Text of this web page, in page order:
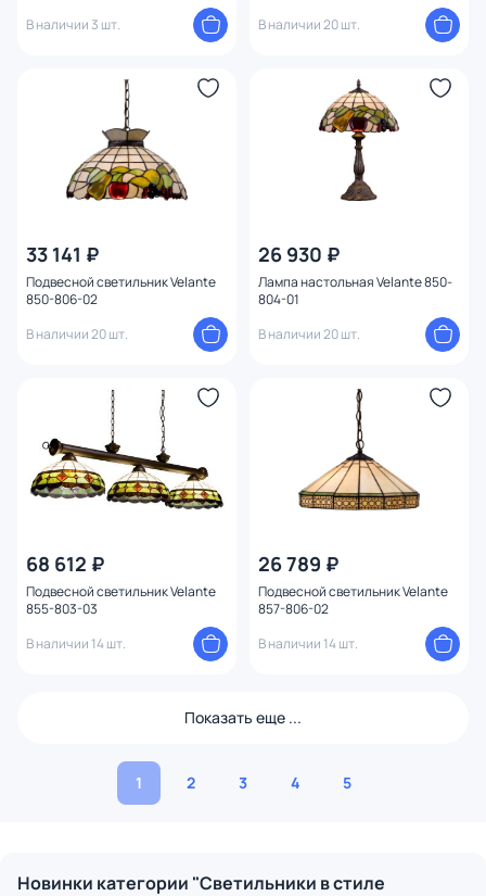
В наличии 3 шт.
В наличии 20 шт.
33 141 ₽
Подвесной светильник Velante
850-806-02
В наличии 20 шт.
26 930 ₽
Лампа настольная Velante 850-
804-01
В наличии 20 шт.
68 612 ₽
Подвесной светильник Velante
855-803-03
В наличии 14 шт.
26 789 ₽
Подвесной светильник Velante
857-806-02
В наличии 14 шт.
Показать еще ...
1 2 3 4 5
Новинки категории "Светильники в стиле